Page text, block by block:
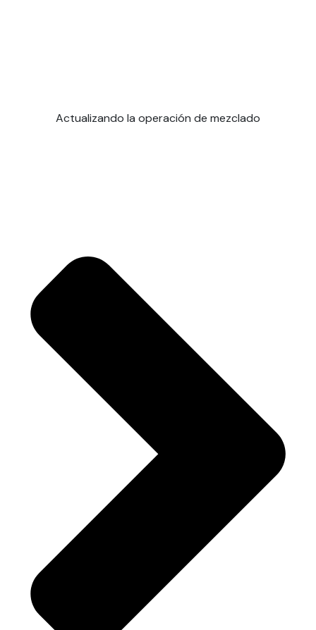
Actualizando la operación de mezclado